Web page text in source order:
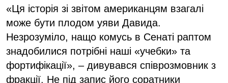
«Ця історія зі звітом американцям взагалі
може бути плодом уяви Давида.
Незрозуміло, нащо комусь в Сенаті раптом
знадобилися потрібні наші «учебки» та
фортифікації», – дивувався співрозмовник з
фракції. Не під запис його соратники